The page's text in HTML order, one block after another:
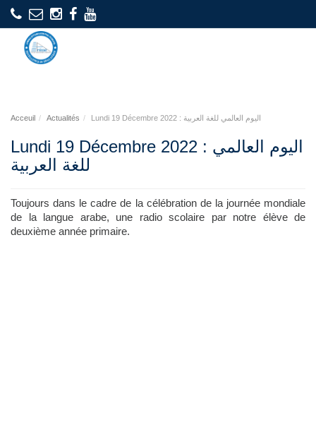
Acceuil Actualités Lundi 19 Décembre 2022 : اليوم العالمي للغة العربية
Lundi 19 Décembre 2022 : اليوم العالمي
للغة العربية
Toujours dans le cadre de la célébration de la journée mondiale
de la langue arabe, une radio scolaire par notre élève de
deuxième année primaire.